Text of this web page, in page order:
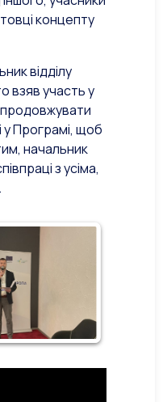
концепту
відділу
взяв участь у
продовжувати
у Програмі, щоб
начальник
з усіма,